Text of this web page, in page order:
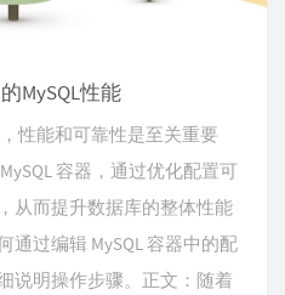
MySQL性能
性能和可靠性是至关重要
容器，通过优化配置可
从而提升数据库的整体性能
过编辑 MySQL 容器中的配
说明操作步骤。​正文：随着